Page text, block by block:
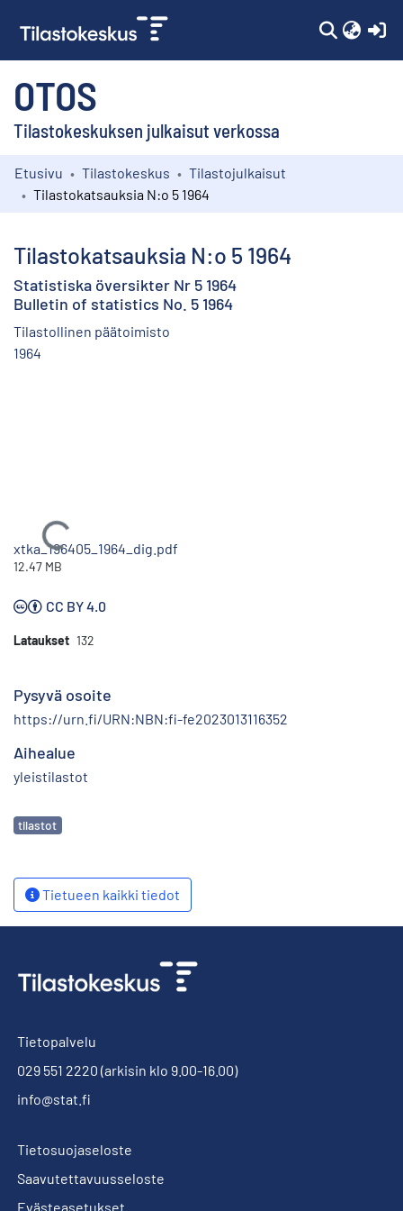
OTOS
Tilastokeskuksen julkaisut verkossa
Kokoelmat
Etusivu Tilastokeskus
Tilastojulkaisut
Tilastokatsauksia N:o 5 1964
Tilastokatsauksia N:o 5 1964
Statistiska översikter Nr 5 1964
Bulletin of statistics No. 5 1964
Tilastollinen päätoimisto
1964
Ladataan...
xtka_196405_1964_dig.pdf
12.47 MB
CC BY 4.0
Lataukset 132
Pysyvä osoite
https://urn.fi/URN:NBN:fi-fe2023013116352
Aihealue
yleistilastot
Avainsanat
tilastot
Tietueen kaikki tiedot
Tietopalvelu
029 551 2220 (arkisin klo 9.00-16.00)
info@stat.fi
Tietosuojaseloste
Saavutettavuusseloste
Evästeasetukset